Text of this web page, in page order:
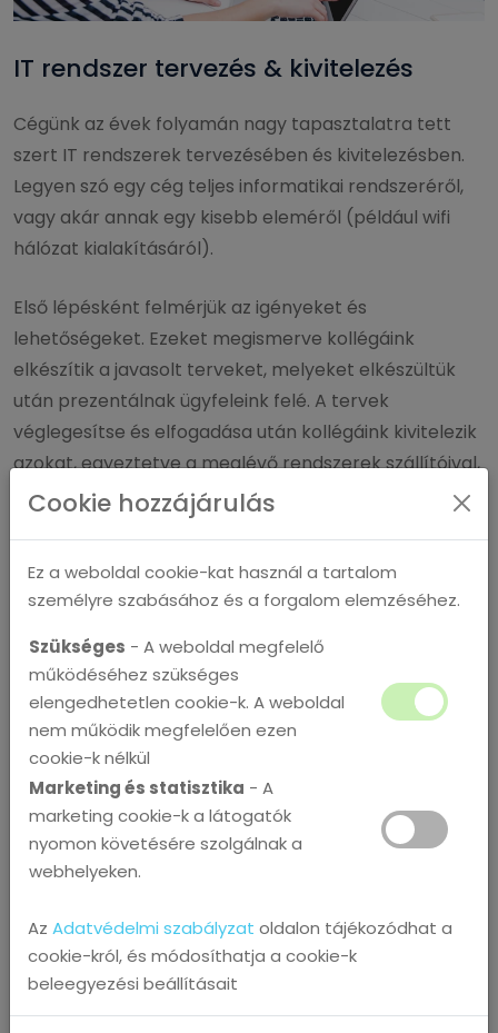
IT rendszer tervezés & kivitelezés
Cégünk az évek folyamán nagy tapasztalatra tett
szert IT rendszerek tervezésében és kivitelezésben.
Legyen szó egy cég teljes informatikai rendszeréről,
vagy akár annak egy kisebb eleméről (például wifi
hálózat kialakításáról).
Első lépésként felmérjük az igényeket és
lehetőségeket. Ezeket megismerve kollégáink
elkészítik a javasolt terveket, melyeket elkészültük
után prezentálnak ügyfeleink felé. A tervek
véglegesítse és elfogadása után kollégáink kivitelezik
azokat, egyeztetve a meglévő rendszerek szállítóival,
a már működő rendszerek folyamatos működésének
minél kisebb és előre egyeztetett akadályozásával
és átadják a Megrendelőink számára.Az általunk
szállított IT rendszerekre és az elvégzett munkánkra
egy év garanciát vállalunk!
Miért minket válasszon?
sok éves szakmai tapasztalat
saját beszerzett eszközökkel dolgozunk, amelyekre
esetleges pótmunka igényeket rugalmasan kezeljük
nagyobb irodák, telephelyek sem okoznak gondot
kivitelező csapatunk mindig rendelkezésre áll
Cookie hozzájárulás
Ez a weboldal cookie-kat használ a tartalom
személyre szabásához és a forgalom elemzéséhez.
Szükséges - A weboldal megfelelő
működéséhez szükséges
elengedhetetlen cookie-k. A weboldal
nem működik megfelelően ezen
cookie-k nélkül
Marketing és statisztika - A
marketing cookie-k a látogatók
nyomon követésére szolgálnak a
webhelyeken.
Az Adatvédelmi szabályzat oldalon tájékozódhat a
cookie-król, és módosíthatja a cookie-k
beleegyezési beállításait